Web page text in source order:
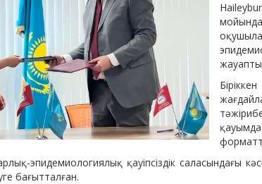
жауапты
эпидемиологиялық қауіпсіздік саласындағы
бағытталған.